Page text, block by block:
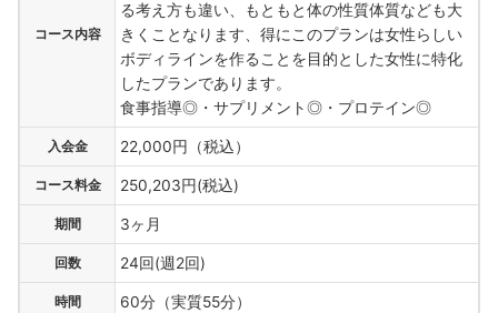
コース内容
る考え方も違い、もともと体の性質体質なども大
きくことなります、得にこのプランは女性らしい
ボディラインを作ることを目的とした女性に特化
したプランであります。
食事指導◎・サプリメント◎・プロテイン◎
入会金 22,000円（税込）
コース料金 250,203円(税込)
期間 3ヶ月
回数 24回(週2回)
時間 60分（実質55分）